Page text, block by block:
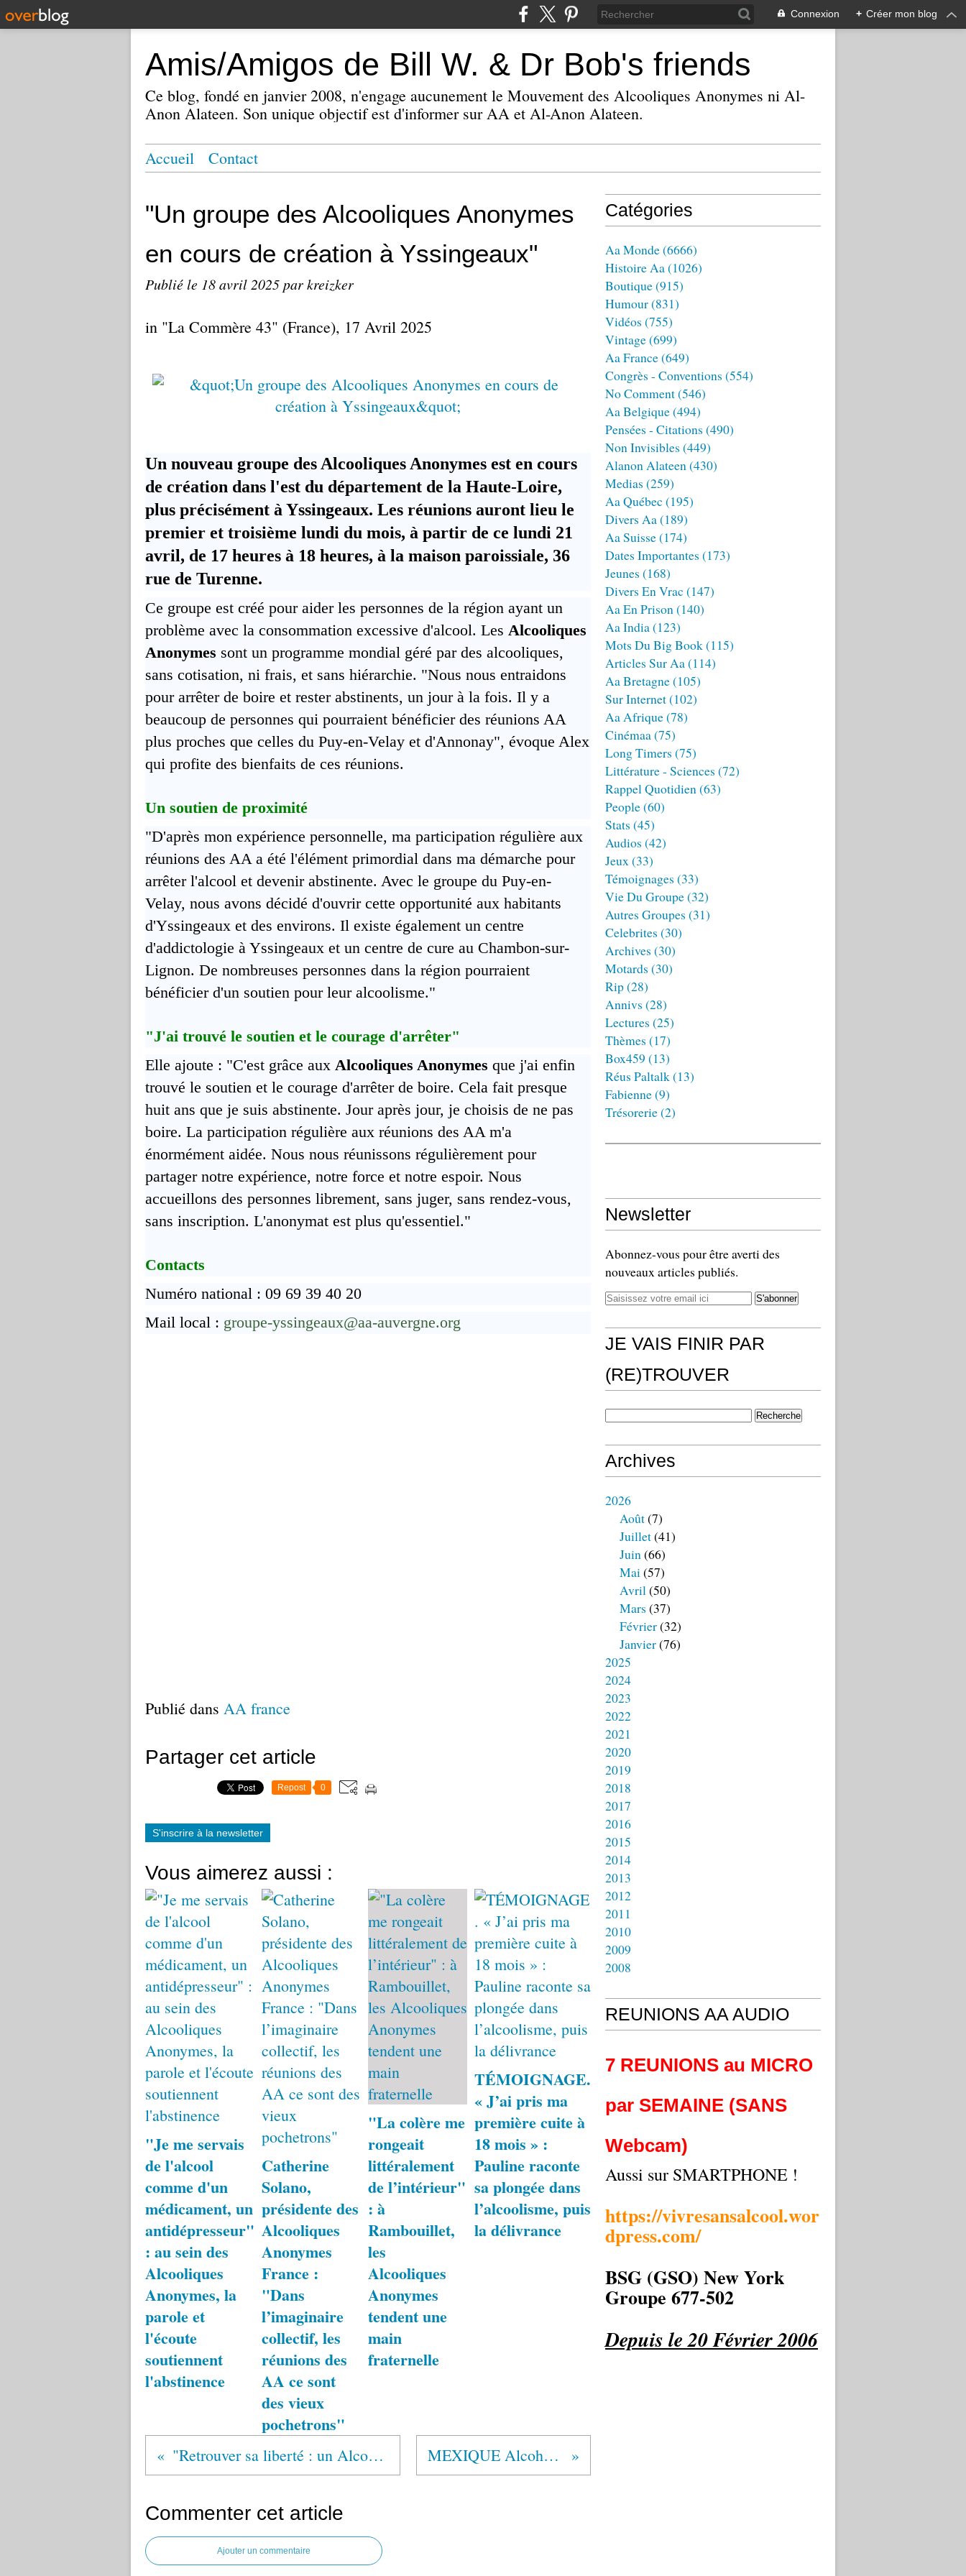
Connexion + Créer mon blog
Amis/Amigos de Bill W. & Dr Bob's friends
Ce blog, fondé en janvier 2008, n'engage aucunement le Mouvement des Alcooliques Anonymes ni Al-
Anon Alateen. Son unique objectif est d'informer sur AA et Al-Anon Alateen.
Accueil Contact
"Un groupe des Alcooliques Anonymes
en cours de création à Yssingeaux"
Publié le 18 avril 2025par kreizker
in "La Commère 43" (France), 17 Avril 2025
Un nouveau groupe des Alcooliques Anonymes est en cours
de création dans l'est du département de la Haute-Loire,
plus précisément à Yssingeaux. Les réunions auront lieu le
premier et troisième lundi du mois, à partir de ce lundi 21
avril, de 17 heures à 18 heures, à la maison paroissiale, 36
rue de Turenne.
Ce groupe est créé pour aider les personnes de la région ayant un
problème avec la consommation excessive d'alcool. Les Alcooliques
Anonymes sont un programme mondial géré par des alcooliques,
sans cotisation, ni frais, et sans hiérarchie. "Nous nous entraidons
pour arrêter de boire et rester abstinents, un jour à la fois. Il y a
beaucoup de personnes qui pourraient bénéficier des réunions AA
plus proches que celles du Puy-en-Velay et d'Annonay", évoque Alex
qui profite des bienfaits de ces réunions.
Un soutien de proximité
"D'après mon expérience personnelle, ma participation régulière aux
réunions des AA a été l'élément primordial dans ma démarche pour
arrêter l'alcool et devenir abstinente. Avec le groupe du Puy-en-
Velay, nous avons décidé d'ouvrir cette opportunité aux habitants
d'Yssingeaux et des environs. Il existe également un centre
d'addictologie à Yssingeaux et un centre de cure au Chambon-sur-
Lignon. De nombreuses personnes dans la région pourraient
bénéficier d'un soutien pour leur alcoolisme."
"J'ai trouvé le soutien et le courage d'arrêter"
Elle ajoute : "C'est grâce aux Alcooliques Anonymes que j'ai enfin
trouvé le soutien et le courage d'arrêter de boire. Cela fait presque
huit ans que je suis abstinente. Jour après jour, je choisis de ne pas
boire. La participation régulière aux réunions des AA m'a
énormément aidée. Nous nous réunissons régulièrement pour
partager notre expérience, notre force et notre espoir. Nous
accueillons des personnes librement, sans juger, sans rendez-vous,
sans inscription. L'anonymat est plus qu'essentiel."
Contacts
Numéro national : 09 69 39 40 20
Mail local : groupe-yssingeaux@aa-auvergne.org
Publié dans AA france
Partager cet article
Repost 0
S'inscrire à la newsletter
Vous aimerez aussi :
"Je me servais
de l'alcool
comme d'un
médicament, un
antidépresseur"
: au sein des
Alcooliques
Anonymes, la
parole et
l'écoute
soutiennent
l'abstinence
Catherine
Solano,
présidente des
Alcooliques
Anonymes
France :
"Dans
l’imaginaire
collectif, les
réunions des
AA ce sont
des vieux
pochetrons"
"La colère me
rongeait
littéralement
de l’intérieur"
: à
Rambouillet,
les
Alcooliques
Anonymes
tendent une
main
fraternelle
TÉMOIGNAGE.
« J’ai pris ma
première cuite à
18 mois » :
Pauline raconte
sa plongée dans
l’alcoolisme, puis
la délivrance
"Retrouver sa liberté : un Alcoolique Anonyme témoigne" MEXIQUE Alcohólicos Anónimos®
Commenter cet article
Ajouter un commentaire
Catégories
Aa Monde(6666)
Histoire Aa(1026)
Boutique(915)
Humour(831)
Vidéos (755)
Vintage(699)
Aa France(649)
Congrès - Conventions (554)
No Comment(546)
Aa Belgique(494)
Pensées - Citations (490)
Non Invisibles (449)
Alanon Alateen(430)
Medias (259)
Aa Québec (195)
Divers Aa(189)
Aa Suisse(174)
Dates Importantes (173)
Jeunes (168)
Divers En Vrac (147)
Aa En Prison(140)
Aa India(123)
Mots Du Big Book(115)
Articles Sur Aa(114)
Aa Bretagne(105)
Sur Internet(102)
Aa Afrique(78)
Cinémaa(75)
Long Timers (75)
Littérature - Sciences (72)
Rappel Quotidien(63)
People(60)
Stats (45)
Audios (42)
Jeux(33)
Témoignages (33)
Vie Du Groupe(32)
Autres Groupes (31)
Celebrites (30)
Archives (30)
Motards (30)
Rip(28)
Annivs (28)
Lectures (25)
Thèmes (17)
Box459 (13)
Réus Paltalk(13)
Fabienne(9)
Trésorerie(2)
Newsletter
Abonnez-vous pour être averti des
nouveaux articles publiés.
JE VAIS FINIR PAR
(RE)TROUVER
Archives
2026
Août(7)
Juillet(41)
Juin(66)
Mai(57)
Avril(50)
Mars (37)
Février(32)
Janvier(76)
2025
2024
2023
2022
2021
2020
2019
2018
2017
2016
2015
2014
2013
2012
2011
2010
2009
2008
REUNIONS AA AUDIO
7 REUNIONS au MICRO
par SEMAINE (SANS
Webcam)
Aussi sur SMARTPHONE !
https://vivresansalcool.wor
dpress.com/
BSG (GSO) New York
Groupe 677-502
Depuis le 20 Février 2006